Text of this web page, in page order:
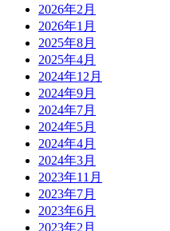
2026年2月
2026年1月
2025年8月
2025年4月
2024年12月
2024年9月
2024年7月
2024年5月
2024年4月
2024年3月
2023年11月
2023年7月
2023年6月
2023年2月